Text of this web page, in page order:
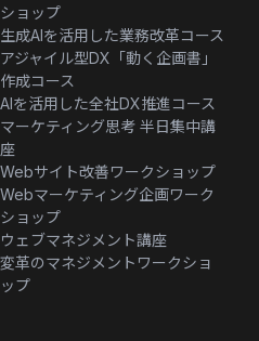
ショップ
生成AIを活用した業務改革コース
アジャイル型DX「動く企画書」
作成コース
AIを活用した全社DX推進コース
マーケティング思考 半日集中講
座
Webサイト改善ワークショップ
Webマーケティング企画ワーク
ショップ
ウェブマネジメント講座
変革のマネジメントワークショ
ップ